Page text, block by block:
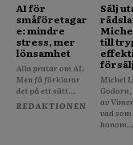
AI för
småföretagar
e: mindre
stress, mer
lönsamhet
Alla pratar om AI.
Men få förklarar
det på ett sätt...
REDAKTIONEN
Sälj
rädsla
till
Michel
av
vad
honom...